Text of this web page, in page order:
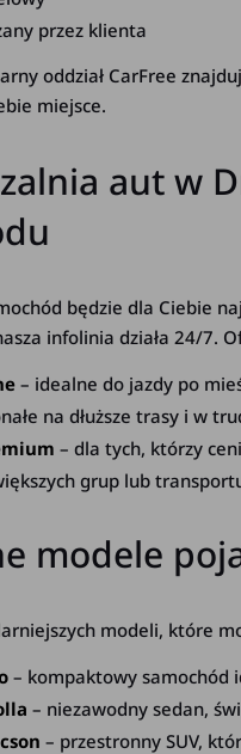
przez klienta
oddział CarFree
miejsce.
aut w
będzie dla Ciebie
infolinia działa 24/7.
– idealne do jazdy po
na dłuższe trasy i w
– dla tych, którzy
grup lub
modele
modeli, które
– kompaktowy samochód
– niezawodny sedan,
– przestronny SUV,